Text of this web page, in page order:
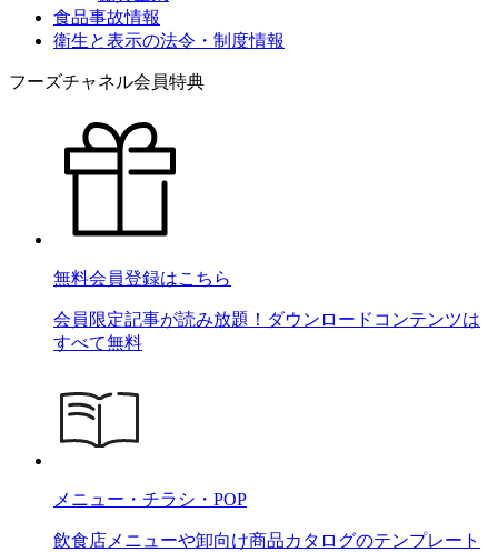
食品事故情報
衛生と表示の法令・制度情報
フーズチャネル会員特典
無料会員登録はこちら
会員限定記事が読み放題！ダウンロードコンテンツは
すべて無料
メニュー・チラシ・POP
飲食店メニューや卸向け商品カタログのテンプレート